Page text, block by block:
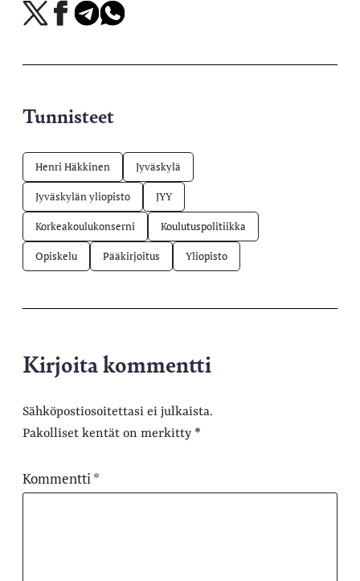
Jaa
X-
Jaa
Facebookissa
Jaa
Telegramissa
Jaa
WhatsAppissa
Tunnisteet
Henri Häkkinen Jyväskylä
Jyväskylän yliopisto JYY
Korkeakoulukonserni Koulutuspolitiikka
Opiskelu Pääkirjoitus Yliopisto
Kirjoita kommentti
Sähköpostiosoitettasi ei julkaista.
Pakolliset kentät on merkitty *
Kommentti*